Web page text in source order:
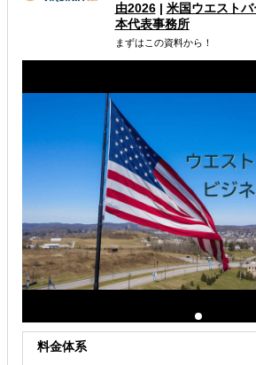
由2026| 米国ウエスト
本代表事務所
まずはこの資料から！
料金体系